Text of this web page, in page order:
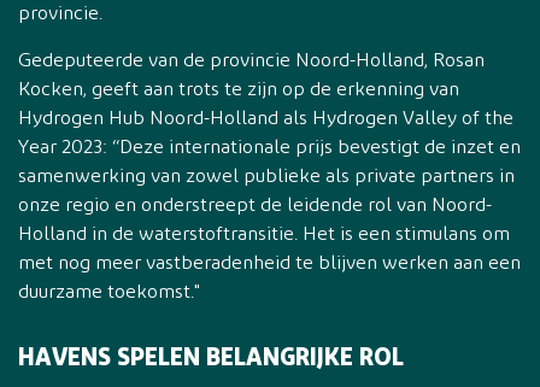
provincie.
Gedeputeerde van de provincie Noord-Holland, Rosan
Kocken, geeft aan trots te zijn op de erkenning van
Hydrogen Hub Noord-Holland als Hydrogen Valley of the
Year 2023: “Deze internationale prijs bevestigt de inzet en
samenwerking van zowel publieke als private partners in
onze regio en onderstreept ​​​de leidende rol van Noord-
Holland in de waterstoftransitie. Het is een stimulans om
met nog meer vastberadenheid te blijven werken aan een
duurzame toekomst."
HAVENS SPELEN BELANGRIJKE ROL